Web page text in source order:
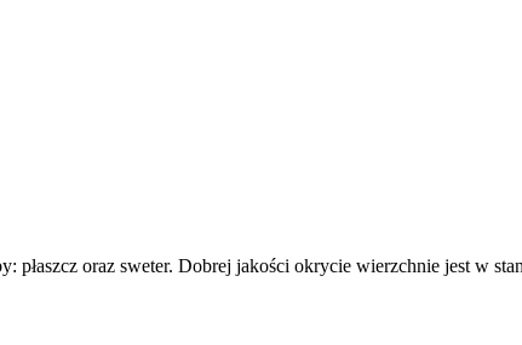
płaszcz oraz sweter. Dobrej jakości okrycie wierzchnie jest w